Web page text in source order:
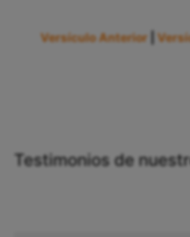
Versículo Anterior
Testimonios de